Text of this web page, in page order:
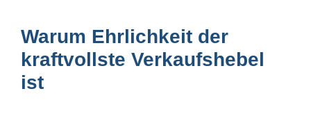
Warum Ehrlichkeit der
kraftvollste Verkaufshebel
ist